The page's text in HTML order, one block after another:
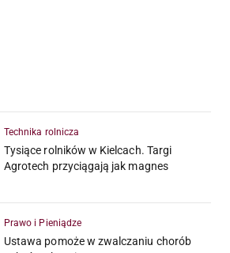
Technika rolnicza
Tysiące rolników w Kielcach. Targi
Agrotech przyciągają jak magnes
Prawo i Pieniądze
Ustawa pomoże w zwalczaniu chorób